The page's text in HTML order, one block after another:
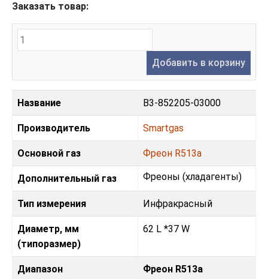
Заказать товар:
Добавить в корзину
Название B3-852205-03000
Производитель Smartgas
Основной газ Фреон R513a
Дополнительный газ Фреoны (хладагенты)
Тип измерения Инфракрасный
Диаметр, мм
(типоразмер)
62 L *37 W
Диапазон
Фреон R513a